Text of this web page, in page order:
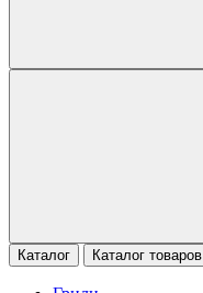
Каталог Каталог товаров